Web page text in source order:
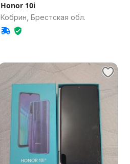
Honor 10i
Кобрин, Брестская обл.